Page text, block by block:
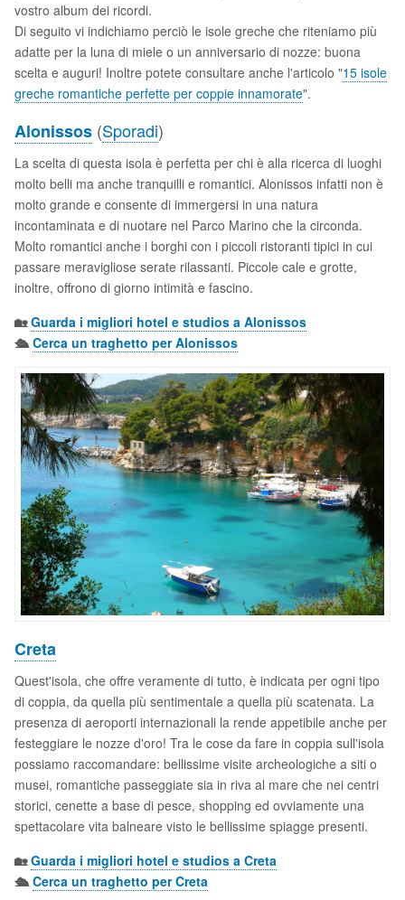
vostro album dei ricordi.
Di seguito vi indichiamo perciò le isole greche che riteniamo più
adatte per la luna di miele o un anniversario di nozze: buona
scelta e auguri! Inoltre potete consultare anche l'articolo "15 isole
greche romantiche perfette per coppie innamorate".
Alonissos (Sporadi)
La scelta di questa isola è perfetta per chi è alla ricerca di luoghi
molto belli ma anche tranquilli e romantici. Alonissos infatti non è
molto grande e consente di immergersi in una natura
incontaminata e di nuotare nel Parco Marino che la circonda.
Molto romantici anche i borghi con i piccoli ristoranti tipici in cui
passare meravigliose serate rilassanti. Piccole cale e grotte,
inoltre, offrono di giorno intimità e fascino.
🏡Guarda i migliori hotel e studios a Alonissos
🛳️Cerca un traghetto per Alonissos
Creta
Quest'isola, che offre veramente di tutto, è indicata per ogni tipo
di coppia, da quella più sentimentale a quella più scatenata. La
presenza di aeroporti internazionali la rende appetibile anche per
festeggiare le nozze d'oro! Tra le cose da fare in coppia sull'isola
possiamo raccomandare: bellissime visite archeologiche a siti o
musei, romantiche passeggiate sia in riva al mare che nei centri
storici, cenette a base di pesce, shopping ed ovviamente una
spettacolare vita balneare visto le bellissime spiagge presenti.
🏡Guarda i migliori hotel e studios a Creta
🛳️Cerca un traghetto per Creta